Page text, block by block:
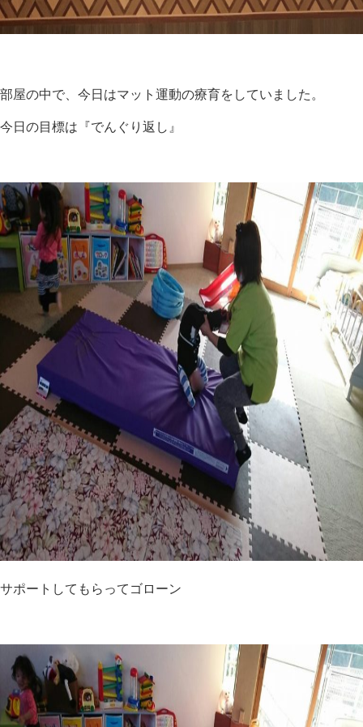
部屋の中で、今日はマット運動の療育をしていました。
今日の目標は『でんぐり返し』
サポートしてもらってゴローン